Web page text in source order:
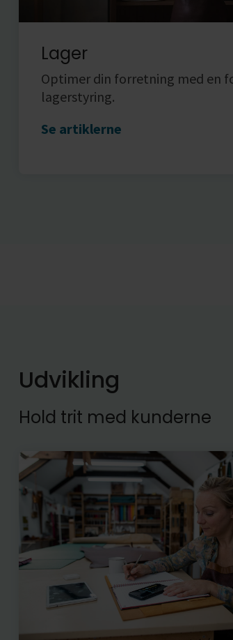
Lager
Optimer din forretning med en
lagerstyring.
Se artiklerne
Udvikling
Hold trit med kunderne